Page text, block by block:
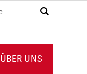
suchen
ÜBER UNS